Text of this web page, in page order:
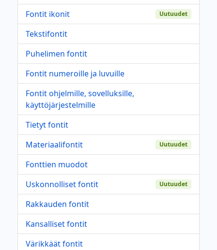
Fontit ikonit Uutuudet
Tekstifontit
Puhelimen fontit
Fontit numeroille ja luvuille
Fontit ohjelmille, sovelluksille,
käyttöjärjestelmille
Tietyt fontit
Materiaalifontit
Uutuudet
Fonttien muodot
Uskonnolliset fontit
Uutuudet
Rakkauden fontit
Kansalliset fontit
Värikkäät fontit